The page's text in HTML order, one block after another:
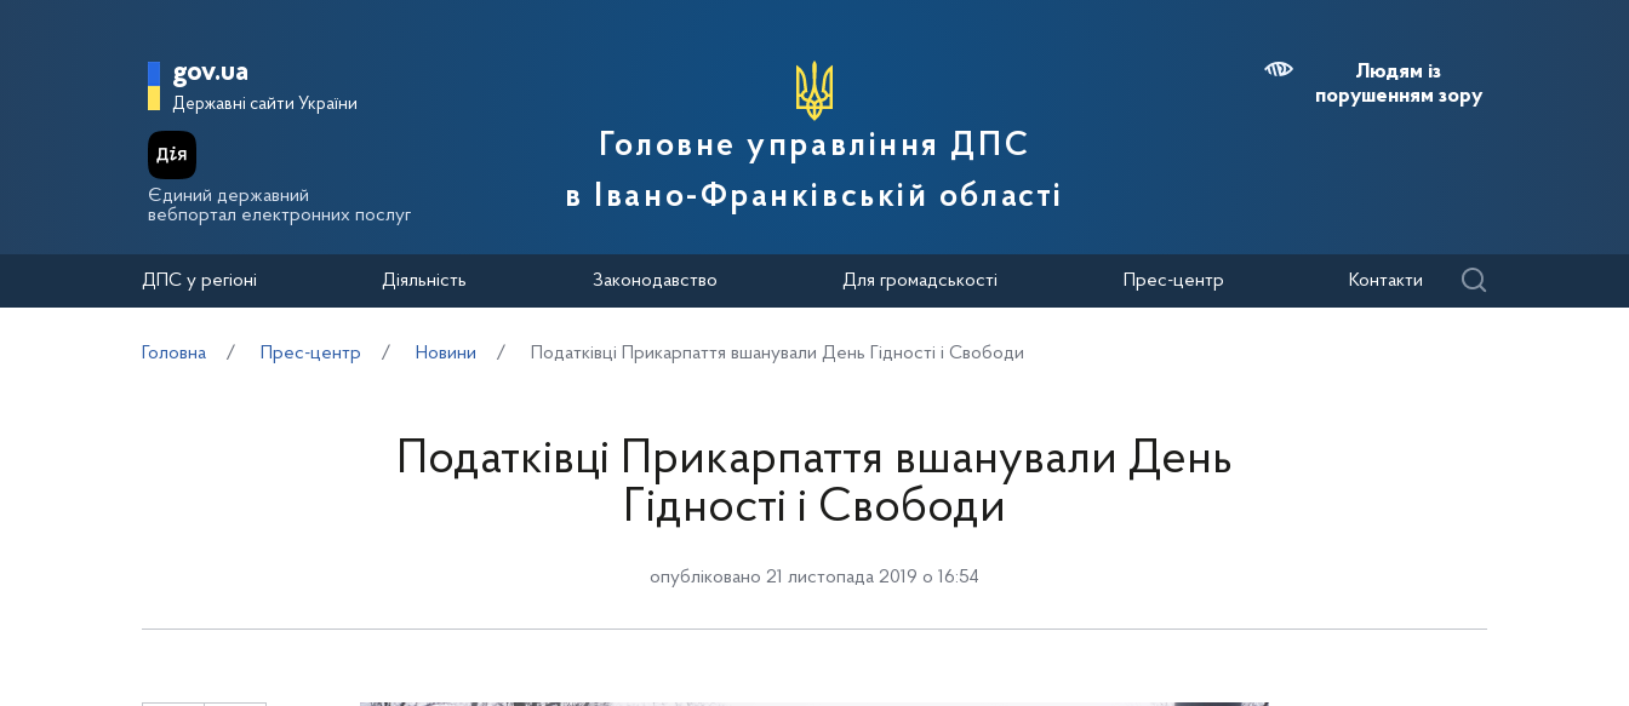
Головна сторінка Державної податкової служби України
gov.ua
Державні сайти України
Єдиний державний
вебпортал електронних послуг
Головне управління ДПС
в Івано-Франківській області
Людям із
порушенням зору
ДПС у регіоні Діяльність Законодавство Для громадськості Прес-центр Контакти
Головна Прес-центр Новини Податківці Прикарпаття вшанували День Гідності і Свободи
Податківці Прикарпаття вшанували День
Гідності і Свободи
опубліковано 21 листопада 2019 о 16:54